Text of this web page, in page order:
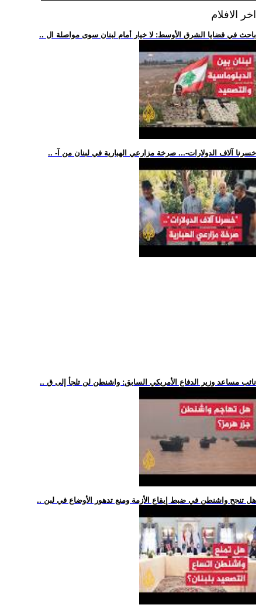
اخر الافلام
.. باحث في قضايا الشرق الأوسط: لا خيار أمام لبنان سوى مواصلة ال
.. -خسرنا آلاف الدولارات-... صرخة مزارعي الهبارية في لبنان من آ
.. نائب مساعد وزير الدفاع الأمريكي السابق: واشنطن لن تلجأ إلى ق
.. هل تنجح واشنطن في ضبط إيقاع الأزمة ومنع تدهور الأوضاع في لبن